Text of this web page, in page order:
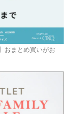
おまとめ買いがお